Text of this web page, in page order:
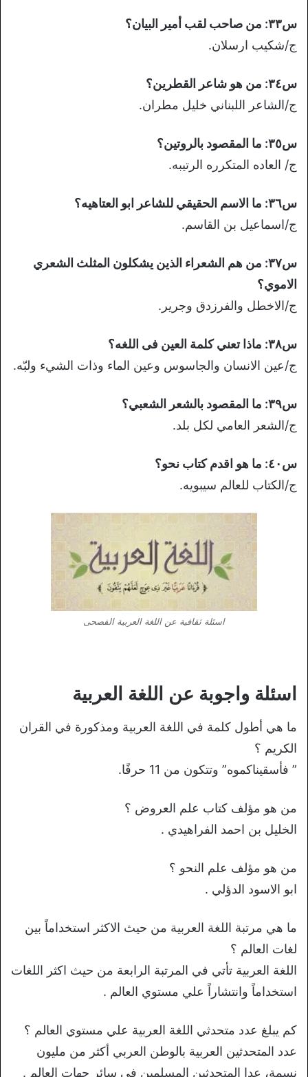
س٣٣: من صاحب لقب أمير البيان؟
ج/شكيب ارسلان.
س٣٤: من هو شاعر القطرين؟
ج/الشاعر اللبناني خليل مطران.
س٣٥: ما المقصود بالروتين؟
ج/ العاده المتكرره الرتيبه.
س٣٦: ما الاسم الحقيقي للشاعر ابو العتاهيه؟
ج/اسماعيل بن القاسم.
س٣٧: من هم الشعراء الذين يشكلون المثلث الشعري
الاموي؟
ج/الاخطل والفرزدق وجرير.
س٣٨: ماذا تعني كلمة العين فى اللغه؟
ج/عين الانسان والجاسوس وعين الماء وذات الشيء ولبّه.
س٣٩: ما المقصود بالشعر الشعبي؟
ج/الشعر العامي لكل بلد.
س٤٠: ما هو اقدم كتاب نحو؟
ج/الكتاب للعالم سيبويه.
اسئلة ثقافية عن اللغة العربية الفصحى
اسئلة واجوبة عن اللغة العربية
ما هي أطول كلمة في اللغة العربية ومذكورة في القران
الكريم ؟
” فأسقيناكموه” وتتكون من 11 حرفًا.
من هو مؤلف كتاب علم العروض ؟
الخليل بن احمد الفراهيدي .
من هو مؤلف علم النحو ؟
ابو الاسود الدؤلي .
ما هي مرتبة اللغة العربية من حيث الاكثر استخداماً بين
لغات العالم ؟
اللغة العربية تأتي في المرتبة الرابعة من حيث اكثر اللغات
استخداماً وانتشاراً علي مستوي العالم .
كم يبلغ عدد متحدثي اللغة العربية علي مستوي العالم ؟
عدد المتحدثين العربية بالوطن العربي أكثر من مليون
نسمة، عدا المتحدثين المسلمين في سائر جهات العالم .